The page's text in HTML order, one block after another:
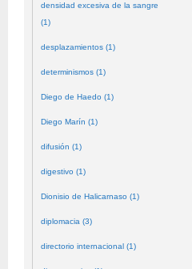
densidad excesiva de la sangre
(1)
desplazamientos (1)
determinismos (1)
Diego de Haedo (1)
Diego Marín (1)
difusión (1)
digestivo (1)
Dionisio de Halicarnaso (1)
diplomacia (3)
directorio internacional (1)